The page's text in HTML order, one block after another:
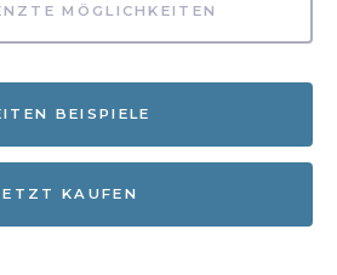
MÖGLICHKEITEN
BEISPIELE
KAUFEN